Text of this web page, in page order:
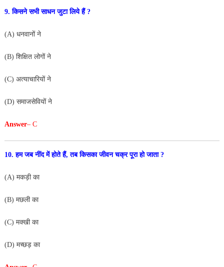
9. किसने सभी साधन जुटा लिये हैं ?
(A) धनवानों ने
(B) शिक्षित लोगों ने
(C) अत्याचारियों ने
(D) समाजसेवियों ने
Answer– C
10. हम जब नींद में होते हैं, तब किसका जीवन चक्र पूरा हो जाता ?
(A) मकड़ी का
(B) मछली का
(C) मक्खी का
(D) मच्छड़ का